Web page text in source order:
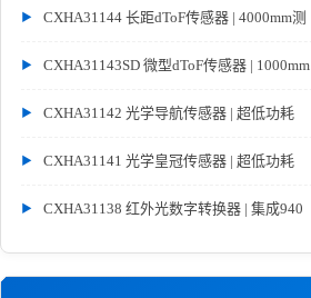
CXHA31144 长距dToF传感器 | 4000mm测
CXHA31143SD 微型dToF传感器 | 1000mm
CXHA31142 光学导航传感器 | 超低功耗
CXHA31141 光学皇冠传感器 | 超低功耗
CXHA31138 红外光数字转换器 | 集成940